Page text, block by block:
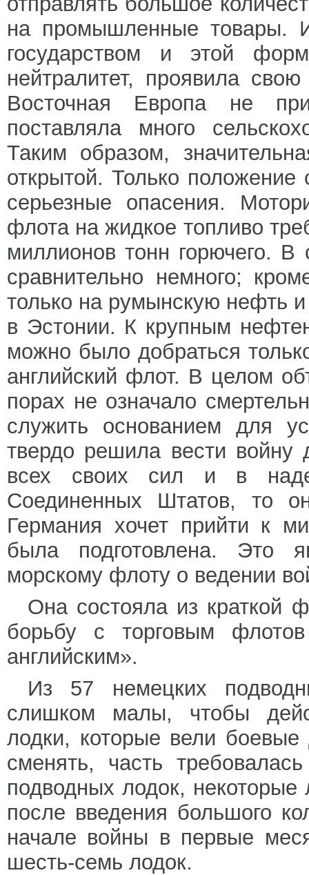
на промышленные товары.
государством и этой
нейтралитет, проявила
Восточная Европа не
поставляла много
Таким образом,
открытой. Только
серьезные опасения.
флота на жидкое топливо
миллионов тонн горючего.
сравнительно немного;
только на румынскую нефть
в Эстонии. К крупным
можно было добраться
английский флот. В целом
порах не означало
служить основанием для
твердо решила вести войну
всех своих сил и в
Соединенных Штатов, то
Германия хочет прийти к
была подготовлена. Это
морскому флоту о ведении
Она состояла из краткой
борьбу с торговым
английским».
Из 57 немецких
слишком малы, чтобы
лодки, которые вели
сменять, часть
подводных лодок,
после введения большого
начале войны в первые
шесть-семь лодок.